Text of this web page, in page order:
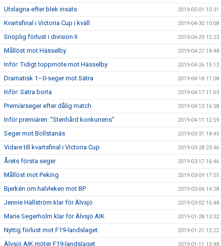
Utslagna efter blek insats 2019-05-01 10:31
Kvartsfinal i Victoria Cup i kväll 2019-04-30 10:08
Snöplig förlust i division II 2019-04-29 15:23
Mållöst mot Hässelby 2019-04-27 18:48
Inför: Tidigt toppmöte mot Hässelby 2019-04-26 15:13
Dramatisk 1–0-seger mot Sätra 2019-04-18 11:08
Inför: Sätra borta 2019-04-17 11:03
Premiärseger efter dålig match 2019-04-13 16:58
Inför premiären: "Stenhård konkurrens" 2019-04-11 12:59
Seger mot Bollstanäs 2019-03-31 18:45
Vidare till kvartsfinal i Victoria Cup 2019-03-28 23:46
Årets första seger 2019-03-17 16:46
Mållöst mot Peking 2019-03-09 17:55
Bjerkén om halvleken mot BP 2019-03-04 14:28
Jennie Hällström klar för Älvsjö 2019-03-02 16:48
Marie Segerholm klar för Älvsjö AIK 2019-01-28 13:02
Nyttig förlust mot F19-landslaget 2019-01-21 12:22
Älvsjö AIK möter F19-landslaget 2019-01-11 15:48